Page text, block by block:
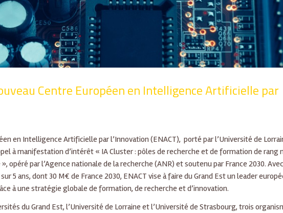
Centre Européen en Intelligence Artificielle par
en Intelligence Artificielle par l’Innovation (ENACT), porté par l’Université de
à manifestation d’intérêt « IA Cluster : pôles de recherche et de formation de rang
opéré par l’Agence nationale de la recherche (ANR) et soutenu par France 2030.
5 ans, dont 30 M€ de France 2030, ENACT vise à faire du Grand Est un leader
à une stratégie globale de formation, de recherche et d’innovation.
du Grand Est, l’Université de Lorraine et l’Université de Strasbourg, trois